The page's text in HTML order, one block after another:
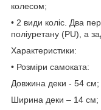
колесом;
• 2 види коліс. Два
поліуретану (PU), а
Характеристики:
• Розміри самоката:
Довжина деки - 54 см;
Ширина деки – 14 см;